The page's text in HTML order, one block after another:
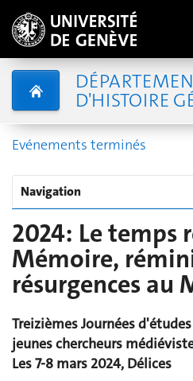
D'HISTOIRE
Evénements terminés
Navigation
2024: Le temps
Mémoire,
résurgences au
Treizièmes Journées
jeunes chercheurs
Les 7-8 mars 2024, Délices